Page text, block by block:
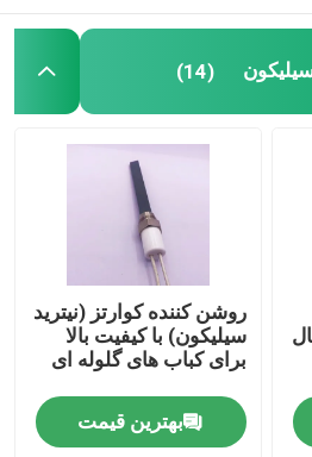
(14)
روشن کننده کوارتز (نیترید
سیلیکون) با کیفیت بالا
برای کباب های گلوله ای
بهترین قیمت